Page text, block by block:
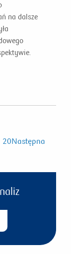
na dalsze
20Następna